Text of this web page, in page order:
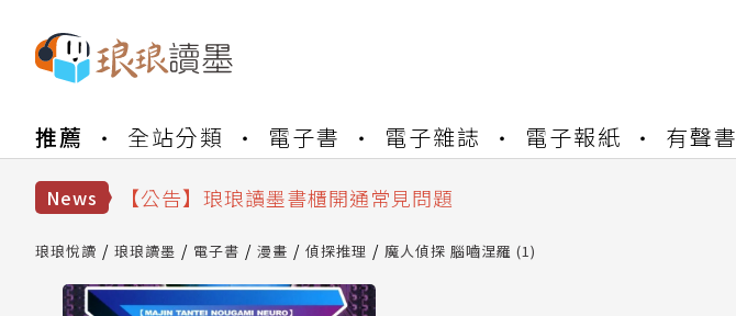
推薦 全站分類 電子書 電子雜誌 電子報紙 有聲書
News
【公告】琅琅書店服務升級重要說明及資產合併結果查詢
【公告】琅琅讀墨數位閱讀資產合併與書櫃開通申請
【公告】琅琅讀墨書櫃開通常見問題
【公告】琅琅讀墨 3 分鐘完成書櫃開通與資產合併申請圖文教學
【公告】琅琅讀墨數位閱讀資產合併與書櫃開通申請
琅琅悅讀 琅琅讀墨 電子書 漫畫 偵探推理 魔人偵探 腦嚙涅羅 (1)